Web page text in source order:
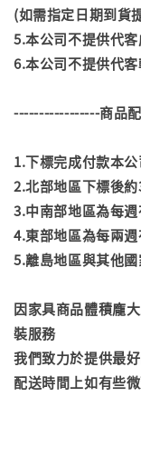
(如需指定日期到貨
5.本公司不提供代
6.本公司不提供代
-----------------商品
1.下標完成付款本
2.北部地區下標後
3.中南部地區為每
4.東部地區為每兩
5.離島地區與其他
因家具商品體積龐
裝服務
我們致力於提供最
配送時間上如有些